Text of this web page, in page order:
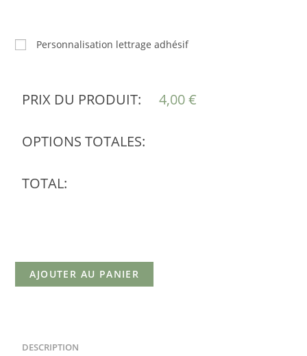
Personnalisation lettrage adhésif
PRIX DU PRODUIT: 4,00€
OPTIONS TOTALES:
TOTAL:
AJOUTER AU PANIER
DESCRIPTION